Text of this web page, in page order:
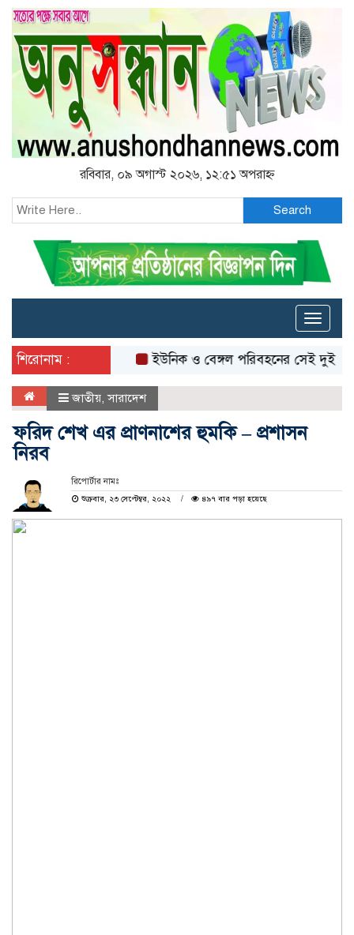
রবিবার, ০৯ অগাস্ট ২০২৬, ১২:৫১ অপরাহ্ন
Search
Toggle
শিরোনাম :
ইউনিক ও বেঙ্গল পরিবহনের সেই দুই বাসের
জাতীয়,সারাদেশ
ফরিদ শেখ এর প্রাণনাশের হুমকি – প্রশাসন
নিরব
রিপোর্টার নামঃ
শুক্রবার, ২৩ সেপ্টেম্বর, ২০২২
৪৯৭ বার পড়া হয়েছে